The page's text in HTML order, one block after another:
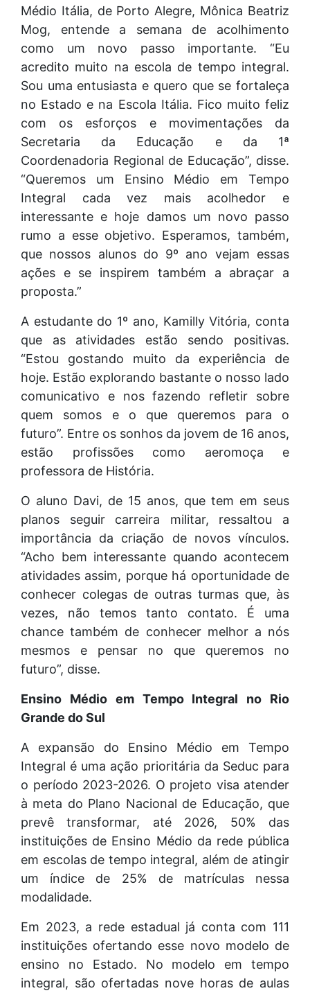
Médio Itália, de Porto Alegre, Mônica Beatriz
Mog, entende a semana de acolhimento
como um novo passo importante. “Eu
acredito muito na escola de tempo integral.
Sou uma entusiasta e quero que se fortaleça
no Estado e na Escola Itália. Fico muito feliz
com os esforços e movimentações da
Secretaria da Educação e da 1ª
Coordenadoria Regional de Educação”, disse.
“Queremos um Ensino Médio em Tempo
Integral cada vez mais acolhedor e
interessante e hoje damos um novo passo
rumo a esse objetivo. Esperamos, também,
que nossos alunos do 9º ano vejam essas
ações e se inspirem também a abraçar a
proposta.”
A estudante do 1º ano, Kamilly Vitória, conta
que as atividades estão sendo positivas.
“Estou gostando muito da experiência de
hoje. Estão explorando bastante o nosso lado
comunicativo e nos fazendo refletir sobre
quem somos e o que queremos para o
futuro”. Entre os sonhos da jovem de 16 anos,
estão profissões como aeromoça e
professora de História.
O aluno Davi, de 15 anos, que tem em seus
planos seguir carreira militar, ressaltou a
importância da criação de novos vínculos.
“Acho bem interessante quando acontecem
atividades assim, porque há oportunidade de
conhecer colegas de outras turmas que, às
vezes, não temos tanto contato. É uma
chance também de conhecer melhor a nós
mesmos e pensar no que queremos no
futuro”, disse.
Ensino Médio em Tempo Integral no Rio
Grande do Sul
A expansão do Ensino Médio em Tempo
Integral é uma ação prioritária da Seduc para
o período 2023-2026. O projeto visa atender
à meta do Plano Nacional de Educação, que
prevê transformar, até 2026, 50% das
instituições de Ensino Médio da rede pública
em escolas de tempo integral, além de atingir
um índice de 25% de matrículas nessa
modalidade.
Em 2023, a rede estadual já conta com 111
instituições ofertando esse novo modelo de
ensino no Estado. No modelo em tempo
integral, são ofertadas nove horas de aulas